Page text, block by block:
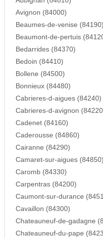
Avignon (84000)
Beaumes-de-venise (84190)
Beaumont-de-pertuis
Bedarrides (84370)
Bedoin (84410)
Bollene (84500)
Bonnieux (84480)
Cabrieres-d-aigues (84240)
Cabrieres-d-avignon
Cadenet (84160)
Caderousse (84860)
Cairanne (84290)
Camaret-sur-aigues (84850)
Caromb (84330)
Carpentras (84200)
Caumont-sur-durance
Cavaillon (84300)
Chateauneuf-de-gadagne
Chateauneuf-du-pape